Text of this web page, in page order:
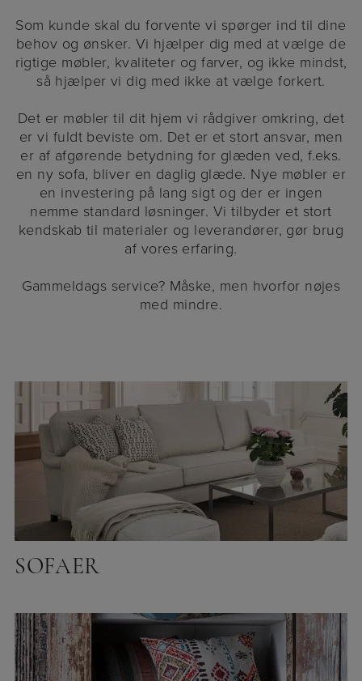
Som kunde skal du forvente vi spørger ind til dine
behov og ønsker. Vi hjælper dig med at vælge de
rigtige møbler, kvaliteter og farver, og ikke mindst,
så hjælper vi dig med ikke at vælge forkert.
Det er møbler til dit hjem vi rådgiver omkring, det
er vi fuldt beviste om. Det er et stort ansvar, men
er af afgørende betydning for glæden ved, f.eks.
en ny sofa, bliver en daglig glæde. Nye møbler er
en investering på lang sigt og der er ingen
nemme standard løsninger. Vi tilbyder et stort
kendskab til materialer og leverandører, gør brug
af vores erfaring.
Gammeldags service? Måske, men hvorfor nøjes
med mindre.
SOFAER